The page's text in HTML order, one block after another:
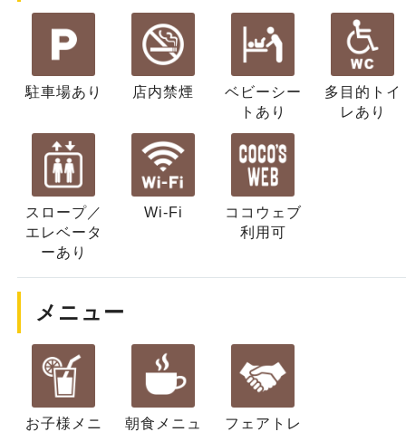
駐車場あり 店内禁煙
ベビーシー
ト あり
多目的トイ
レ あり
スロープ／
エレベータ
ーあり
Wi-Fi
ココウェブ
利用可
メニュー
お子様メニ
朝食メニュ
フェアトレ